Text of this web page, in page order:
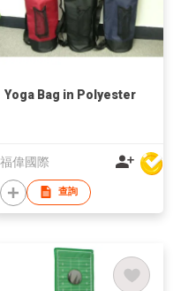
Yoga Bag in Polyester
福偉國際
查詢